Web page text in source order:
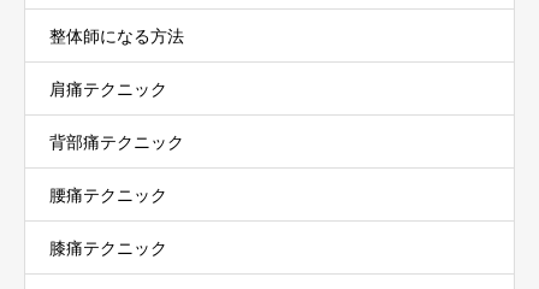
整体師になる方法
肩痛テクニック
背部痛テクニック
腰痛テクニック
膝痛テクニック